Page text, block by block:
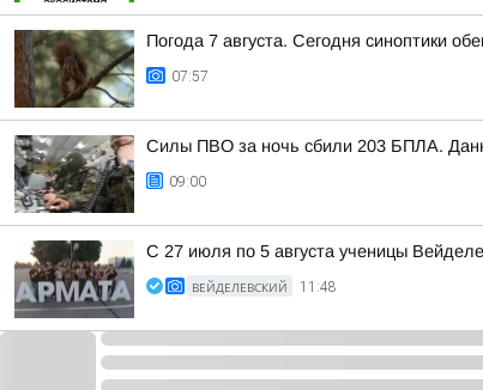
Погода 7 августа. Сегодня синоптики
07:57
Силы ПВО за ночь сбили 203 БПЛА.
09:00
С 27 июля по 5 августа ученицы
ВЕЙДЕЛЕВСКИЙ 11:48